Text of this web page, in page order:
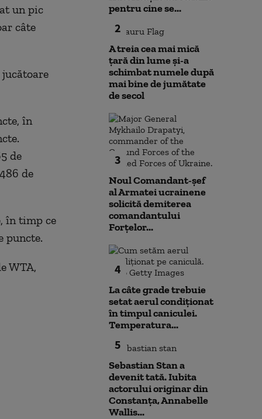
un pic
câte
în
de
de
în timp ce
puncte.
WTA,
pentru cine se...
2
A treia cea mai mică
țară din lume și-a
schimbat numele după
mai bine de jumătate
de secol
3
Noul Comandant-șef
al Armatei ucrainene
solicită demiterea
comandantului
Forțelor...
4
La câte grade trebuie
setat aerul condiționat
în timpul caniculei.
Temperatura...
5
Sebastian Stan a
devenit tată. Iubita
actorului originar din
Constanța, Annabelle
Wallis...